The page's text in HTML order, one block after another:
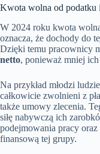
Kwota wolna od podatku
W 2024 roku kwota
oznacza, że dochody do
Dzięki temu pracownicy
netto, ponieważ mniej
Na przykład młodzi
całkowicie zwolnieni z
także umowy zlecenia.
siłę nabywczą ich
podejmowania pracy
finansową tej grupy.